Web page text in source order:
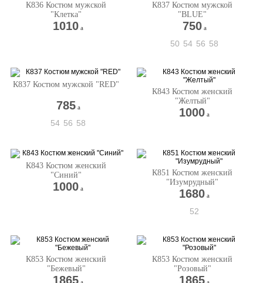
К836 Костюм мужской
"Клетка"
1010 a
К837 Костюм мужской
"BLUE"
750 a
50 54 56 58
К837 Костюм мужской "RED"
785 a
54 56 58
К843 Костюм женский
"Желтый"
1000 a
К843 Костюм женский
"Синий"
1000 a
К851 Костюм женский
"Изумрудный"
1680 a
52
К853 Костюм женский
"Бежевый"
1865
К853 Костюм женский
"Розовый"
1865